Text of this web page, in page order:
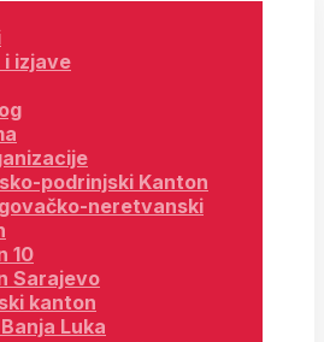
izjave
podrinjski Kanton
neretvanski
10
Sarajevo
kanton
Luka